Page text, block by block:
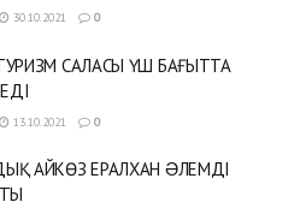
30.10.2021 0
САЛАСЫ ҮШ БАҒЫТТА
13.10.2021 0
АЙКӨЗ ЕРАЛХАН ƏЛЕМДІ